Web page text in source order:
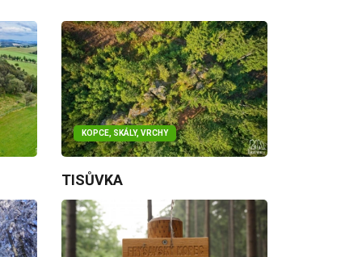
KOPCE, SKÁLY, VRCHY
TISŮVKA